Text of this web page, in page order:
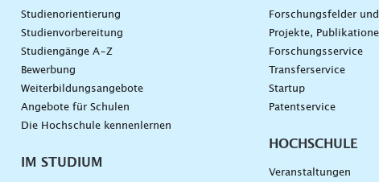
Studienorientierung
Studienvorbereitung
Studiengänge A–Z
Bewerbung
Weiterbildungsangebote
Angebote für Schulen
Die Hochschule kennenlernen
IM STUDIUM
Forschungsfelder
Projekte,
Forschungsservice
Transferservice
Startup
Patentservice
HOCHSCHULE
Veranstaltungen